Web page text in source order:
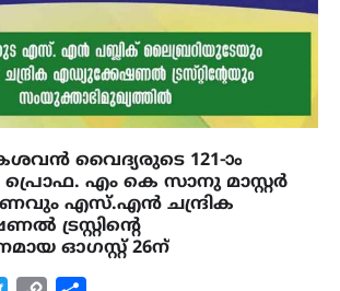
വൈദ്യരുടെ 121-ാം
പ്രൊഫ. എം കെ സാനു മാസ്റ്റർ
എസ്.എൻ ചന്ദ്രിക
ട്രസ്റ്റിന്റെ
ഓഗസ്റ്റ് 26ന്